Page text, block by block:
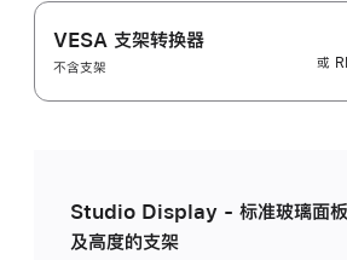
VESA 支架转换器
不含支架
或
Studio Display - 标准玻璃面板
及高度的支架